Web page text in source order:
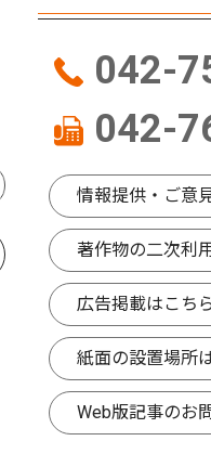
月末まで「夏詣
042-
042-
情報提供・ご意
著作物の二次利
広告掲載はこち
紙面の設置場所
Web版記事のお